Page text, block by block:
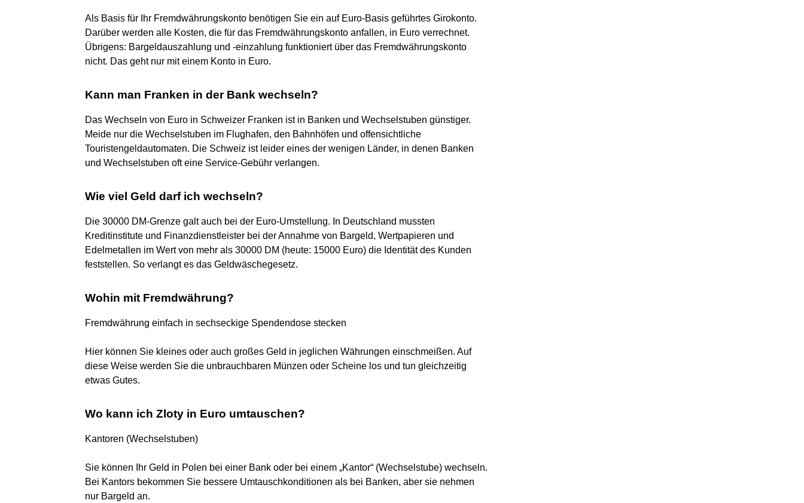
Als Basis für Ihr Fremdwährungskonto benötigen Sie ein auf Euro-Basis geführtes Girokonto.
Darüber werden alle Kosten, die für das Fremdwährungskonto anfallen, in Euro verrechnet.
Übrigens: Bargeldauszahlung und -einzahlung funktioniert über das Fremdwährungskonto
nicht. Das geht nur mit einem Konto in Euro.
Kann man Franken in der Bank wechseln?
Das Wechseln von Euro in Schweizer Franken ist in Banken und Wechselstuben günstiger.
Meide nur die Wechselstuben im Flughafen, den Bahnhöfen und offensichtliche
Touristengeldautomaten. Die Schweiz ist leider eines der wenigen Länder, in denen Banken
und Wechselstuben oft eine Service-Gebühr verlangen.
Wie viel Geld darf ich wechseln?
Die 30000 DM-Grenze galt auch bei der Euro-Umstellung. In Deutschland mussten
Kreditinstitute und Finanzdienstleister bei der Annahme von Bargeld, Wertpapieren und
Edelmetallen im Wert von mehr als 30000 DM (heute: 15000 Euro) die Identität des Kunden
feststellen. So verlangt es das Geldwäschegesetz.
Wohin mit Fremdwährung?
Fremdwährung einfach in sechseckige Spendendose stecken
Hier können Sie kleines oder auch großes Geld in jeglichen Währungen einschmeißen. Auf
diese Weise werden Sie die unbrauchbaren Münzen oder Scheine los und tun gleichzeitig
etwas Gutes.
Wo kann ich Zloty in Euro umtauschen?
Kantoren (Wechselstuben)
Sie können Ihr Geld in Polen bei einer Bank oder bei einem „Kantor“ (Wechselstube) wechseln.
Bei Kantors bekommen Sie bessere Umtauschkonditionen als bei Banken, aber sie nehmen
nur Bargeld an.